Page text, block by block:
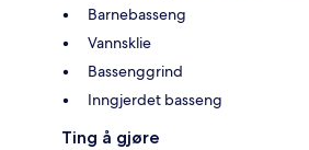
Barnebasseng
Vannsklie
Bassenggrind
Inngjerdet basseng
Ting å gjøre